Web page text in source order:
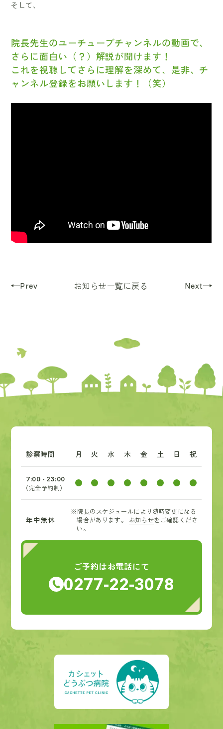
そして、
院長先生のユーチューブチャンネルの動画で、
さらに面白い（？）解説が聞けます！
これを視聴してさらに理解を深めて、是非、チ
ャンネル登録をお願いします！（笑）
Prev お知らせ一覧に戻る Next
診察時間 月 火 水 木 金 土 日 祝
7:00 - 23:00
（完全予約制）
年中無休
※院長のスケジュールにより随時変更になる
場合があります。 お知らせをご確認くださ
い。
ご予約はお電話にて
0277-22-3078